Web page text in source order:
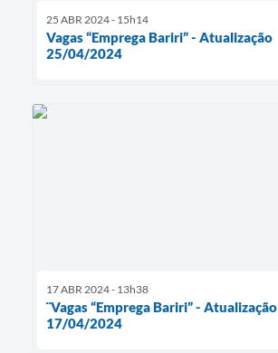
25 ABR 2024 - 15h14
Vagas “Emprega Bariri” - Atualização
25/04/2024
17 ABR 2024 - 13h38
¨Vagas “Emprega Bariri” - Atualização
17/04/2024